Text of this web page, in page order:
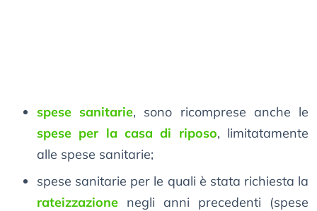
spese sanitarie, sono ricomprese anche le
spese per la casa di riposo, limitatamente
alle spese sanitarie;
spese sanitarie per le quali è stata richiesta la
rateizzazione negli anni precedenti (spese